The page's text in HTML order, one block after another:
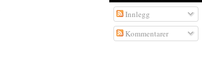
Innlegg
Kommentarer